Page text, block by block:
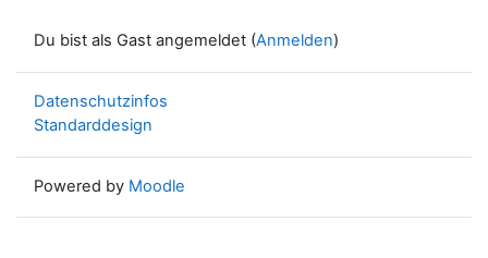
Du bist als Gast angemeldet (Anmelden)
Datenschutzinfos
Standarddesign
Powered by Moodle